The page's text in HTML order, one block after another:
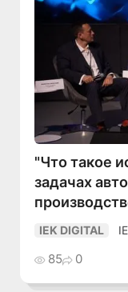
"Что такое
задачах
IEK DIGITAL
85 0